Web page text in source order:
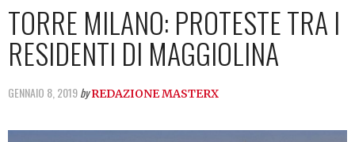
TORRE MILANO: PROTESTE TRA I
RESIDENTI DI MAGGIOLINA
GENNAIO 8, 2019by REDAZIONE MASTERX